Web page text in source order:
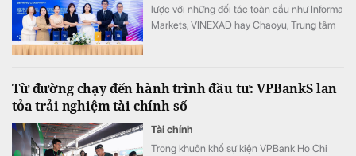
lược với những đối tác toàn cầu như Informa
Markets, VINEXAD hay Chaoyu, Trung tâm
Từ đường chạy đến hành trình đầu tư: VPBankS lan
tỏa trải nghiệm tài chính số
Tài chính
Trong khuôn khổ sự kiện VPBank Ho Chi